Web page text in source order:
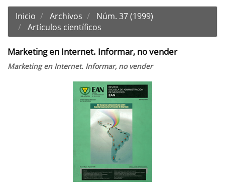
Inicio Archivos
Núm. 37 (1999)
Artículos científicos
Marketing en Internet. Informar, no vender
Marketing en Internet. Informar, no vender